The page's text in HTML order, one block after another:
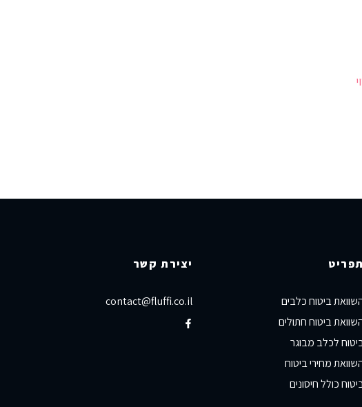
תפריט
ביטוח כלבים
ביטוח חתולים
לכלב מבוגר
מחירי ביטוח
כולל חיסונים
יצירת קשר
contact@fluffi.co.il